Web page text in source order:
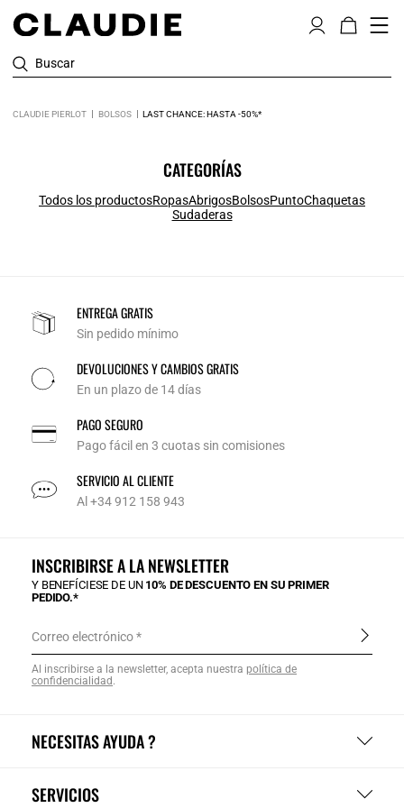
Buscar
CLAUDIE PIERLOT BOLSOS LAST CHANCE: HASTA -50%*
CATEGORÍAS
Todos los productosRopasAbrigosBolsosPuntoChaquetas
Sudaderas
ENTREGA GRATIS
Sin pedido mínimo
DEVOLUCIONES Y CAMBIOS GRATIS
En un plazo de 14 días
PAGO SEGURO
Pago fácil en 3 cuotas sin comisiones
SERVICIO AL CLIENTE
Al +34 912 158 943
NECESITAS AYUDA ?
SERVICIOS
INSCRIBIRSE A LA NEWSLETTER
Y BENEFÍCIESE DE UN 10% DE DESCUENTO EN SU PRIMER
PEDIDO.*
Correo electrónico
Al inscribirse a la newsletter, acepta nuestra política de
confidencialidad.